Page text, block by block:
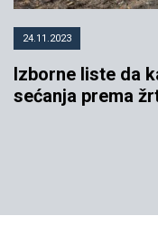
24.11.2023
Izborne liste da
sećanja prema